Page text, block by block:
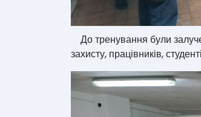
До тренування були
захисту, працівників,